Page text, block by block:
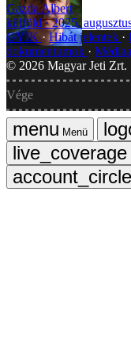
Gazda Albert
külföld
2025.
GYIK
Hibát jelentek
dokumentumok
© 2026 Magyar Jeti Zrt.
Vége
Menü